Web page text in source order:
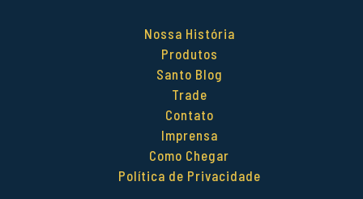
Nossa História
Produtos
Santo Blog
Trade
Contato
Imprensa
Como Chegar
Política de Privacidade